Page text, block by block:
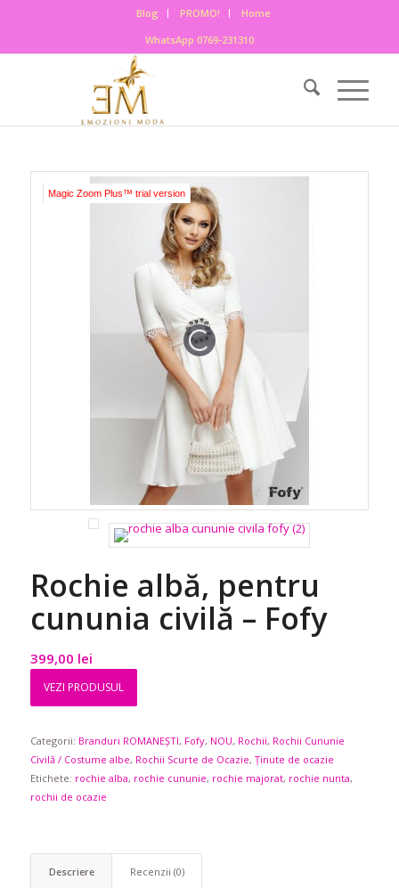
Blog PROMO!
Home
WhatsApp 0769-231310
Magic Zoom Plus™ trial version
Rochie albă, pentru
cununia civilă – Fofy
399,00 lei
VEZI PRODUSUL
Categorii: Branduri ROMANEȘTI, Fofy, NOU, Rochii, Rochii Cununie
Civilă / Costume albe, Rochii Scurte de Ocazie, Ținute de ocazie
Etichete: rochie alba, rochie cununie, rochie majorat, rochie nunta,
rochii de ocazie
Descriere Recenzii (0)